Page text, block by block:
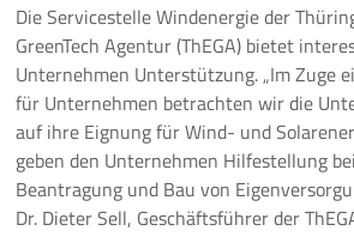
Die Servicestelle Windenergie der
GreenTech Agentur (ThEGA) bietet
Unternehmen Unterstützung. „Im Zuge
für Unternehmen betrachten wir die
auf ihre Eignung für Wind- und
geben den Unternehmen Hilfestellung
Beantragung und Bau von
Dr. Dieter Sell, Geschäftsführer der